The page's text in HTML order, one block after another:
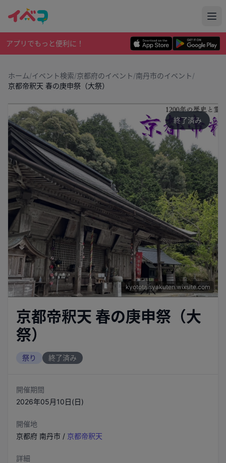
アプリでもっと便利に！
ホーム/イベント検索/京都府のイベント/南丹市のイベント/
京都帝釈天 春の庚申祭（大祭）
kyototaisyakuten.wixsite.com
終了済み
京都帝釈天 春の庚申祭（大
祭）
祭り 終了済み
開催期間
2026年05月10日(日)
開催地
京都府 南丹市 / 京都帝釈天
詳細